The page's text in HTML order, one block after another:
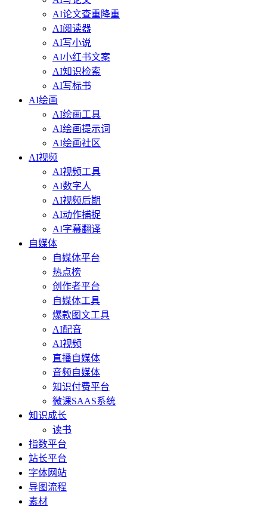
AI论文查重降重
AI阅读器
AI写小说
AI小红书文案
AI知识检索
AI写标书
AI绘画
AI绘画工具
AI绘画提示词
AI绘画社区
AI视频
AI视频工具
AI数字人
AI视频后期
AI动作捕捉
AI字幕翻译
自媒体
自媒体平台
热点榜
创作者平台
自媒体工具
爆款图文工具
AI配音
AI视频
直播自媒体
音频自媒体
知识付费平台
微课SAAS系统
知识成长
读书
指数平台
站长平台
字体网站
导图流程
素材